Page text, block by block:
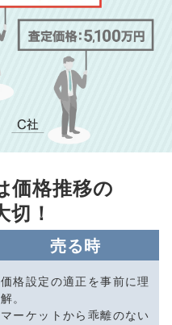
価格推移の
切！
売る時
価格設定の適正を事前に理
解。
マーケットから乖離のない